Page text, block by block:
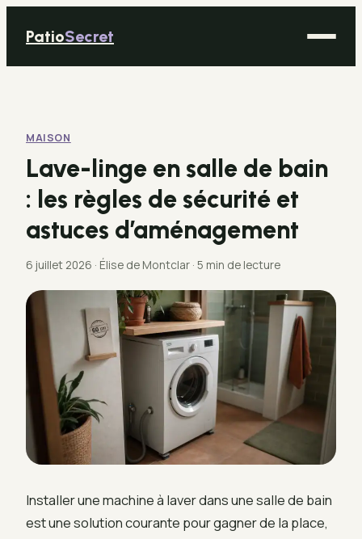
PatioSecret
Bricolage
Déco
Immobilier
Jardinage
MAISON
Lave-linge en salle de bain
: les règles de sécurité et
astuces d’aménagement
6 juillet 2026 · Élise de Montclar · 5 min de lecture
Installer une machine à laver dans une salle de bain
est une solution courante pour gagner de la place,